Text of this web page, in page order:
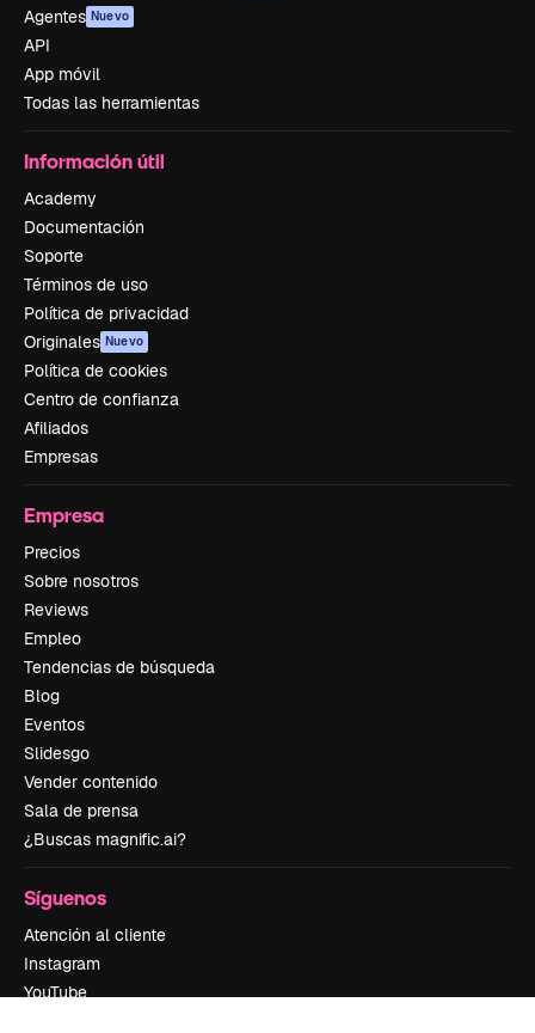
Agentes Nuevo
API
App móvil
Todas las herramientas
Información útil
Academy
Documentación
Soporte
Términos de uso
Política de privacidad
Originales Nuevo
Política de cookies
Centro de confianza
Afiliados
Empresas
Empresa
Precios
Sobre nosotros
Reviews
Empleo
Tendencias de búsqueda
Blog
Eventos
Slidesgo
Vender contenido
Sala de prensa
¿Buscas magnific.ai?
Síguenos
Atención al cliente
Instagram
YouTube